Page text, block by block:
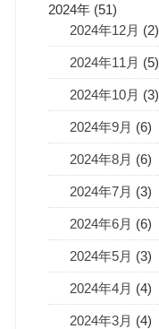
2024年 (51)
2024年12月 (2)
2024年11月 (5)
2024年10月 (3)
2024年9月 (6)
2024年8月 (6)
2024年7月 (3)
2024年6月 (6)
2024年5月 (3)
2024年4月 (4)
2024年3月 (4)